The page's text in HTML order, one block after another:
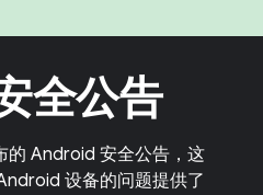
全公告
的 Android 安全公告，这
设备的问题提供了